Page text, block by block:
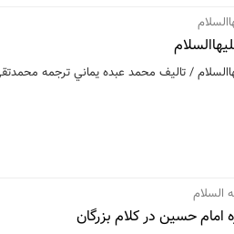
/ تاليف محمد عبده يماني ترجمه
السلام
امام حسين در كلام بزرگان